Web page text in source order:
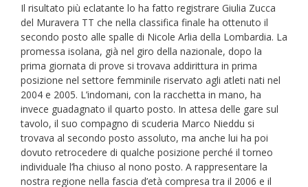
Il risultato più eclatante lo ha fatto registrare Giulia Zucca
del Muravera TT che nella classifica finale ha ottenuto il
secondo posto alle spalle di Nicole Arlia della Lombardia. La
promessa isolana, già nel giro della nazionale, dopo la
prima giornata di prove si trovava addirittura in prima
posizione nel settore femminile riservato agli atleti nati nel
2004 e 2005. L’indomani, con la racchetta in mano, ha
invece guadagnato il quarto posto. In attesa delle gare sul
tavolo, il suo compagno di scuderia Marco Nieddu si
trovava al secondo posto assoluto, ma anche lui ha poi
dovuto retrocedere di qualche posizione perché il torneo
individuale l’ha chiuso al nono posto. A rappresentare la
nostra regione nella fascia d’età compresa tra il 2006 e il